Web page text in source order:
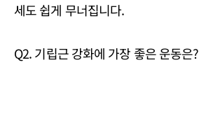
세도 쉽게 무너집니다.
Q2. 기립근 강화에 가장 좋은 운동은?